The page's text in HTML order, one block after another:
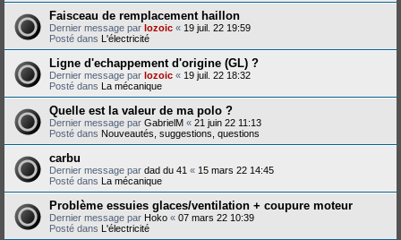
Faisceau de remplacement haillon
Dernier message par lozoic « 19 juil. 22 19:59
Posté dans L'électricité
Ligne d'echappement d'origine (GL) ?
Dernier message par lozoic « 19 juil. 22 18:32
Posté dans La mécanique
Quelle est la valeur de ma polo ?
Dernier message par GabrielM « 21 juin 22 11:13
Posté dans Nouveautés, suggestions, questions
carbu
Dernier message par dad du 41 « 15 mars 22 14:45
Posté dans La mécanique
Problème essuies glaces/ventilation + coupure moteur
Dernier message par Hoko « 07 mars 22 10:39
Posté dans L'électricité